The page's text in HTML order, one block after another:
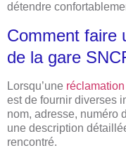
détendre
Comment faire
de la gare
Lorsqu’une réclamation
est de fournir diverses
nom, adresse, numéro
une description
rencontré.